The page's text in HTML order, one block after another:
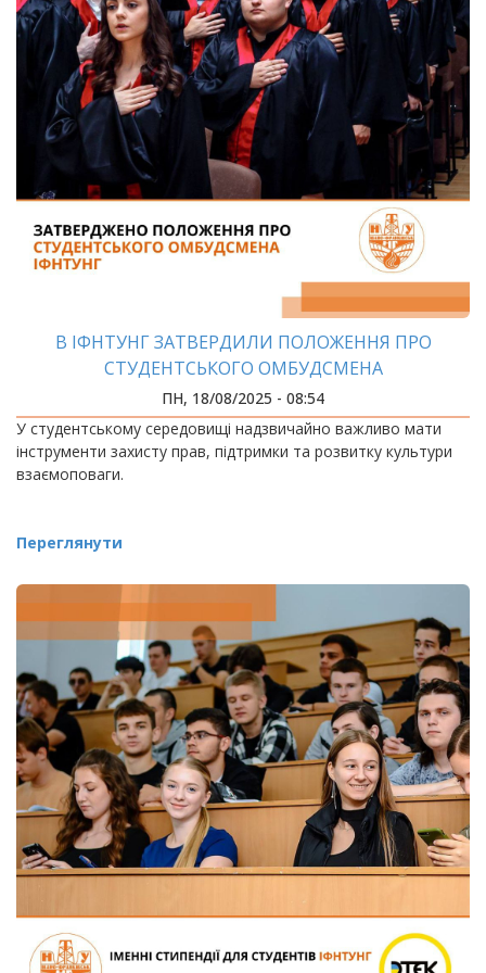
В ІФНТУНГ ЗАТВЕРДИЛИ ПОЛОЖЕННЯ ПРО
СТУДЕНТСЬКОГО ОМБУДСМЕНА
ПН, 18/08/2025 - 08:54
У студентському середовищі надзвичайно важливо мати
інструменти захисту прав, підтримки та розвитку культури
взаємоповаги.
Переглянути